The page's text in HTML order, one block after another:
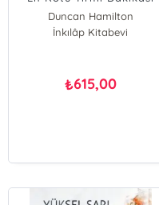
Duncan Hamilton
İnkılâp Kitabevi
₺615,00